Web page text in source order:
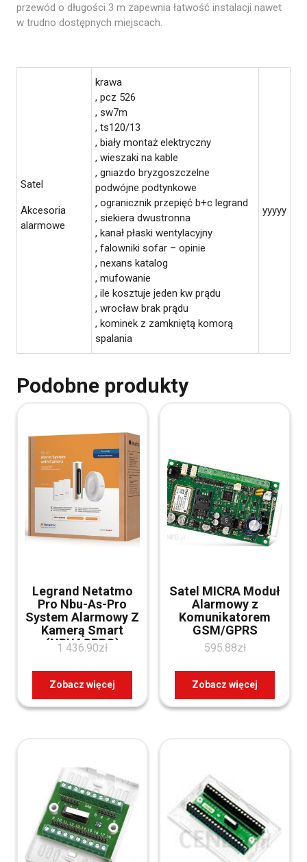
przewód o długości 3 m zapewnia łatwość instalacji nawet
w trudno dostępnych miejscach.
Satel
Akcesoria
alarmowe
krawa
, pcz 526
, sw7m
, ts120/13
, biały montaż elektryczny
, wieszaki na kable
, gniazdo bryzgoszczelne
podwójne podtynkowe
, ogranicznik przepięć b+c legrand
, siekiera dwustronna
, kanał płaski wentylacyjny
, falowniki sofar – opinie
, nexans katalog
, mufowanie
, ile kosztuje jeden kw prądu
, wrocław brak prądu
, kominek z zamkniętą komorą
spalania
yyyyy
Podobne produkty
Legrand Netatmo
Pro Nbu-As-Pro
System Alarmowy Z
Kamerą Smart
(NBUASPRO)
1 436.90zł
Zobacz więcej
Satel MICRA Moduł
Alarmowy z
Komunikatorem
GSM/GPRS
595.88zł
Zobacz więcej